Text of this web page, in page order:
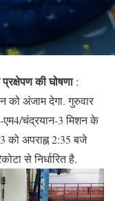
की घोषणा:
को अंजाम देगा. गुरुवार
एम4/चंद्रयान-3 मिशन के
को अपराह्न 2:35 बजे
से निर्धारित है.